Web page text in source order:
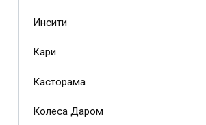
Инсити
Кари
Касторама
Колеса Даром